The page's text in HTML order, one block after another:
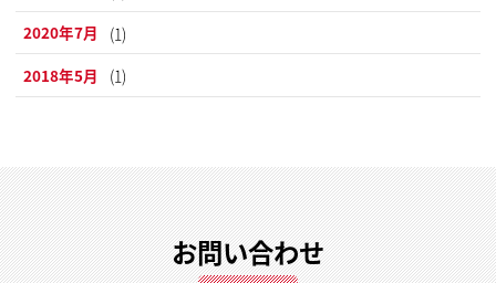
2020年7月
(1)
2018年5月
(1)
お問い合わせ